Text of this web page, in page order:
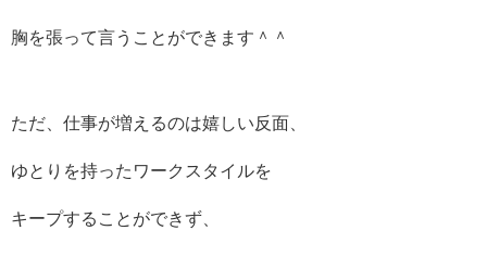
胸を張って言うことができます＾＾
ただ、仕事が増えるのは嬉しい反面、
ゆとりを持ったワークスタイルを
キープすることができず、